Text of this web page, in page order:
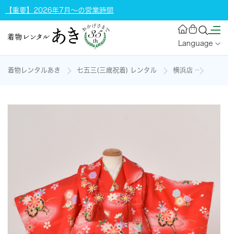
【重要】2026年7月～の営業時間
Language
着物レンタルあき 七五三(三歳祝着) レンタル 横浜店